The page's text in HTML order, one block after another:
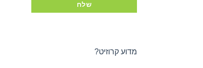
שלח
מדוע קרוזיט?